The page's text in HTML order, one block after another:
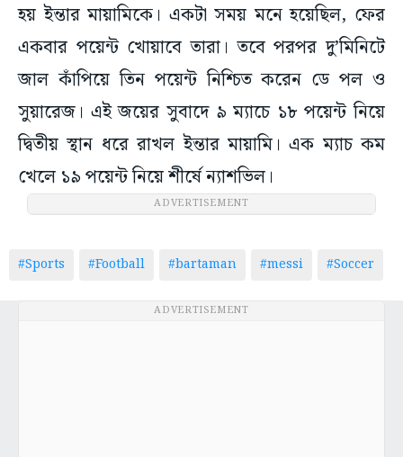
হয় ইন্তার মায়ামিকে। একটা সময় মনে হয়েছিল, ফের
একবার পয়েন্ট খোয়াবে তারা। তবে পরপর দু’মিনিটে
জাল কাঁপিয়ে তিন পয়েন্ট নিশ্চিত করেন ডে পল ও
সুয়ারেজ। এই জয়ের সুবাদে ৯ ম্যাচে ১৮ পয়েন্ট নিয়ে
দ্বিতীয় স্থান ধরে রাখল ইন্তার মায়ামি। এক ম্যাচ কম
খেলে ১৯ পয়েন্ট নিয়ে শীর্ষে ন্যাশভিল।
ADVERTISEMENT
#Sports #Football #bartaman #messi #Soccer
ADVERTISEMENT